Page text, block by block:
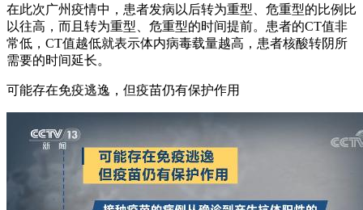
在此次广州疫情中，患者发病以后转为重型、危重型的比例比
以往高，而且转为重型、危重型的时间提前。患者的CT值非
常低，CT值越低就表示体内病毒载量越高，患者核酸转阴所
需要的时间延长。
可能存在免疫逃逸，但疫苗仍有保护作用